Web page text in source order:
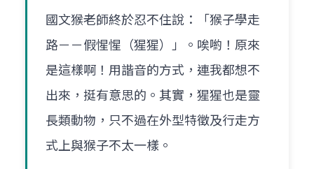
國文猴老師終於忍不住說：「猴子學走
路－－假惺惺（猩猩）」。唉喲！原來
是這樣啊！用諧音的方式，連我都想不
出來，挺有意思的。其實，猩猩也是靈
長類動物，只不過在外型特徵及行走方
式上與猴子不太一樣。